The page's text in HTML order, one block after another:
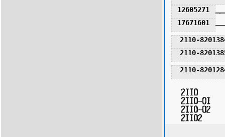
12605271
17671601
2110-
2110-
2110-